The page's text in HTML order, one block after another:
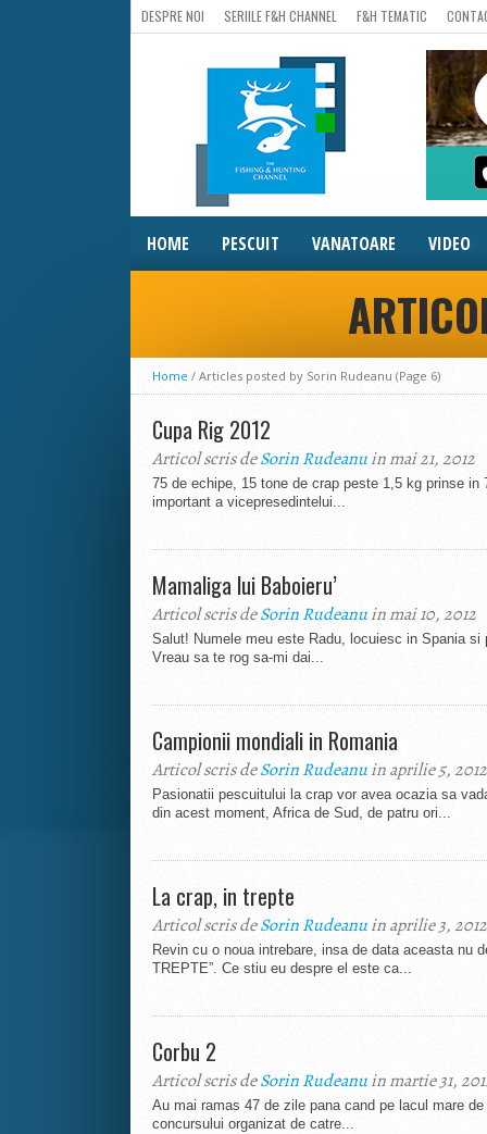
DESPRE NOI SERIILE F&H CHANNEL F&H TEMATIC
HOME PESCUIT VANATOARE VIDEO
Home / Articles posted by Sorin Rudeanu (Page 6)
Cupa Rig 2012
Articol scris deSorin Rudeanuin mai 21, 2012
75 de echipe, 15 tone de crap peste 1,5 kg prinse
important a vicepresedintelui...
Mamaliga lui Baboieru’
Articol scris deSorin Rudeanuin mai 10, 2012
Salut! Numele meu este Radu, locuiesc in Spania
Vreau sa te rog sa-mi dai...
Campionii mondiali in Romania
Articol scris deSorin Rudeanuin aprilie 5, 2012
Pasionatii pescuitului la crap vor avea ocazia sa
din acest moment, Africa de Sud, de patru ori...
La crap, in trepte
Articol scris deSorin Rudeanuin aprilie 3, 2012
Revin cu o noua intrebare, insa de data aceasta nu
TREPTE”. Ce stiu eu despre el este ca...
Corbu 2
Articol scris deSorin Rudeanuin martie 31,
Au mai ramas 47 de zile pana cand pe lacul mare
concursului organizat de catre...